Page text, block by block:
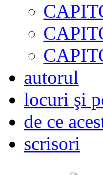
autorul
locuri şi
de ce
scrisori